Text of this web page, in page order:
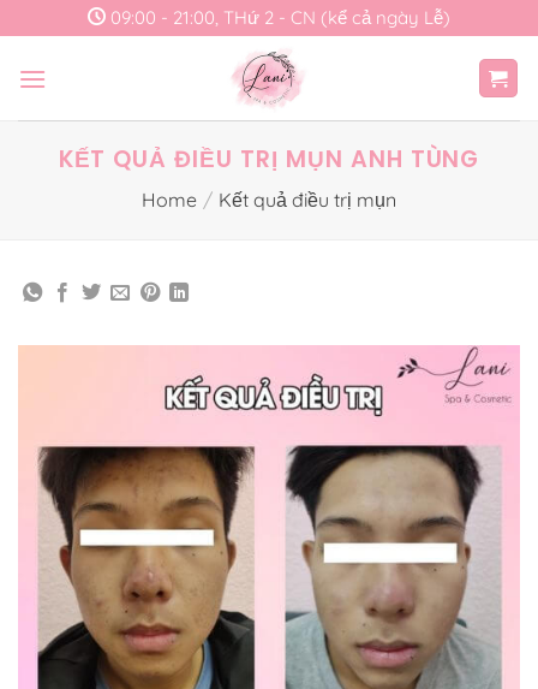
content
09:00 - 21:00, THứ 2 - CN (kể cả ngày Lễ)
KẾT QUẢ ĐIỀU TRỊ MỤN ANH TÙNG
Home / Kết quả điều trị mụn